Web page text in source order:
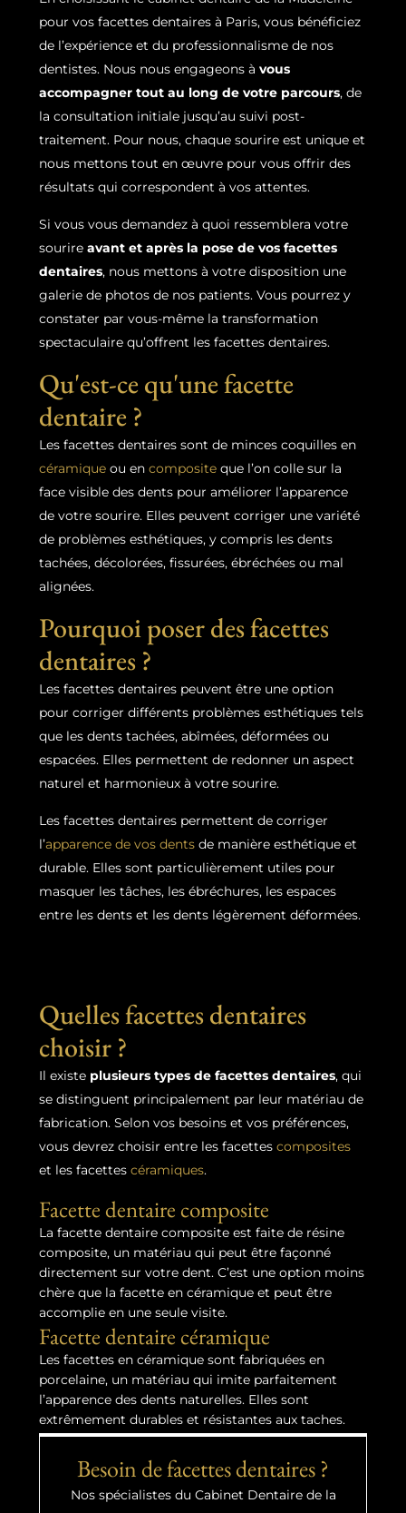
pour vos facettes dentaires à Paris, vous bénéficiez
de l’expérience et du professionnalisme de nos
dentistes. Nous nous engageons àvous
accompagner tout au long de votre parcours, de
la consultation initiale jusqu’au suivi post-
traitement. Pour nous, chaque sourire est unique et
nous mettons tout en œuvre pour vous offrir des
résultats qui correspondent à vos attentes.
Si vous vous demandez à quoi ressemblera votre
sourireavant et après la pose de vos facettes
dentaires, nous mettons à votre disposition une
galerie de photos de nos patients. Vous pourrez y
constater par vous-même la transformation
spectaculaire qu’offrent les facettes dentaires.
Qu'est-ce qu'une facette
dentaire ?
Les facettes dentaires sont de minces coquilles en
céramique ou encomposite que l’on colle sur la
face visible des dents pour améliorer l’apparence
de votre sourire. Elles peuvent corriger une variété
de problèmes esthétiques, y compris les dents
tachées, décolorées, fissurées, ébréchées ou mal
alignées.
Pourquoi poser des facettes
dentaires ?
Les facettes dentaires peuvent être une option
pour corriger différents problèmes esthétiques tels
que les dents tachées, abîmées, déformées ou
espacées. Elles permettent de redonner un aspect
naturel et harmonieux à votre sourire.
Les facettes dentaires permettent de corriger
l’apparence de vos dents de manière esthétique et
durable. Elles sont particulièrement utiles pour
masquer les tâches, les ébréchures, les espaces
entre les dents et les dents légèrement déformées.
Quelles facettes dentaires
choisir ?
Il existe plusieurs types de facettes dentaires, qui
se distinguent principalement par leur matériau de
fabrication. Selon vos besoins et vos préférences,
vous devrez choisir entre les facettescomposites
et les facettescéramiques.
Facette dentaire composite
La facette dentaire composite est faite de résine
composite, un matériau qui peut être façonné
directement sur votre dent. C’est une option moins
chère que la facette en céramique et peut être
accomplie en une seule visite.
Facette dentaire céramique
Les facettes en céramique sont fabriquées en
porcelaine, un matériau qui imite parfaitement
l’apparence des dents naturelles. Elles sont
extrêmement durables et résistantes aux taches.
Besoin de facettes dentaires ?
Nos spécialistes du Cabinet Dentaire de la